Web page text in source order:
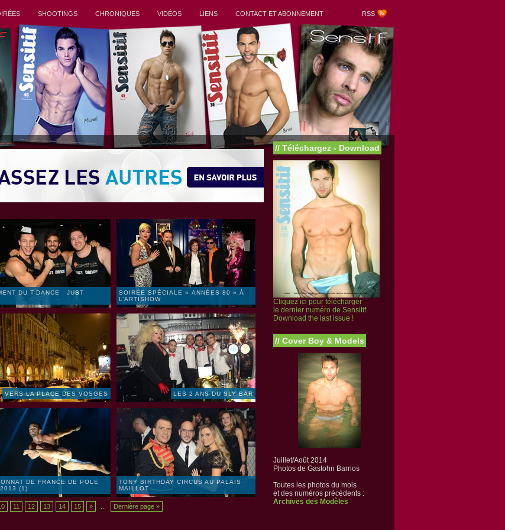
SHOOTINGS CHRONIQUES VIDÉOS LIENS CONTACT ET ABONNEMENT RSS
DU T-DANCE : JUST
SOIRÉE SPÉCIALE « ANNÉES 80 » À
L’ARTISHOW
VERS LA PLACE DES VOSGES LES 2 ANS DU SLY BAR
DE FRANCE DE POLE
(1)
TONY BIRTHDAY CIRCUS AU PALAIS
MAILLOT
11 12 13 14 15 » Dernière page »
// Téléchargez - Download
Cliquez ici pour télécharger
le dernier numéro de Sensitif.
Download the last issue !
// Cover Boy & Models
Juillet/Août 2014
Photos de Gastohn Barrios
Toutes les photos du mois
et des numéros précédents :
Archives des Modèles